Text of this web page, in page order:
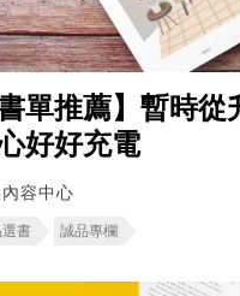
書單推薦】暫時從
好好充電
容中心
書 誠品專欄